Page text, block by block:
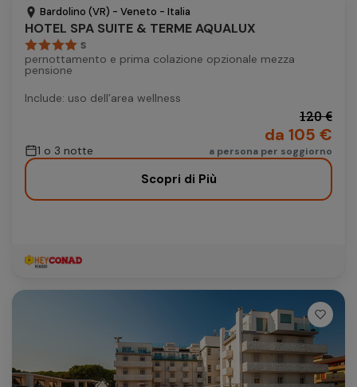
Bardolino (VR) - Veneto - Italia
HOTEL SPA SUITE & TERME AQUALUX
S
pernottamento e prima colazione opzionale mezza
pensione
Include: uso dell’area wellness
1 o 3 notte
120 €
da 105 €
a persona per soggiorno
Scopri di Più